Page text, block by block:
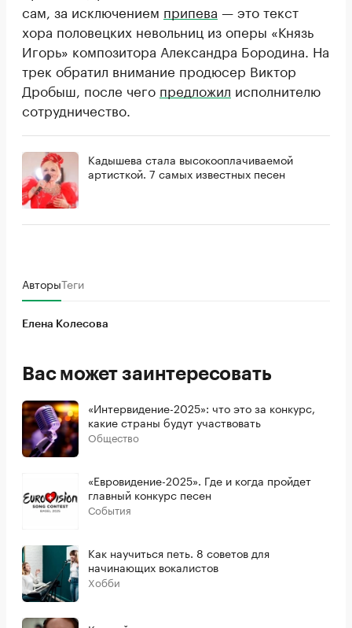
сам, за исключением припева — это текст
хора половецких невольниц из оперы «Князь
Игорь» композитора Александра Бородина. На
трек обратил внимание продюсер Виктор
Дробыш, после чего предложил исполнителю
сотрудничество.
Кадышева стала высокооплачиваемой
артисткой. 7 самых известных песен
АвторыТеги
Елена Колесова
Вас может заинтересовать
«Интервидение-2025»: что это за конкурс,
какие страны будут участвовать
Общество
«Евровидение-2025». Где и когда пройдет
главный конкурс песен
События
Как научиться петь. 8 советов для
начинающих вокалистов
Хобби